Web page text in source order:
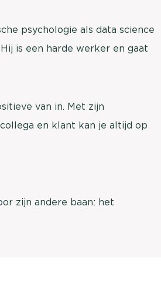
(NSKO)
attitude onderzoek
>
psychologie als data science
is een harde werker en gaat
van in. Met zijn
en klant kan je altijd op
zijn andere baan: het